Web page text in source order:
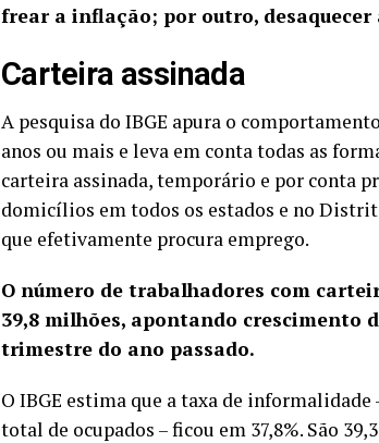
frear a inflação; por outro,
Carteira assinada
A pesquisa do IBGE apura o
anos ou mais e leva em conta todas as
carteira assinada, temporário e por conta
domicílios em todos os estados e no
que efetivamente procura emprego.
O número de trabalhadores com
39,8 milhões, apontando crescimento
trimestre do ano passado.
O IBGE estima que a taxa de
total de ocupados – ficou em 37,8%. São